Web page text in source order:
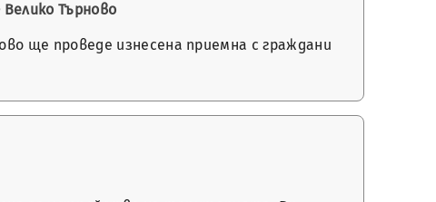
Търново
ще проведе изнесена приемна с граждани